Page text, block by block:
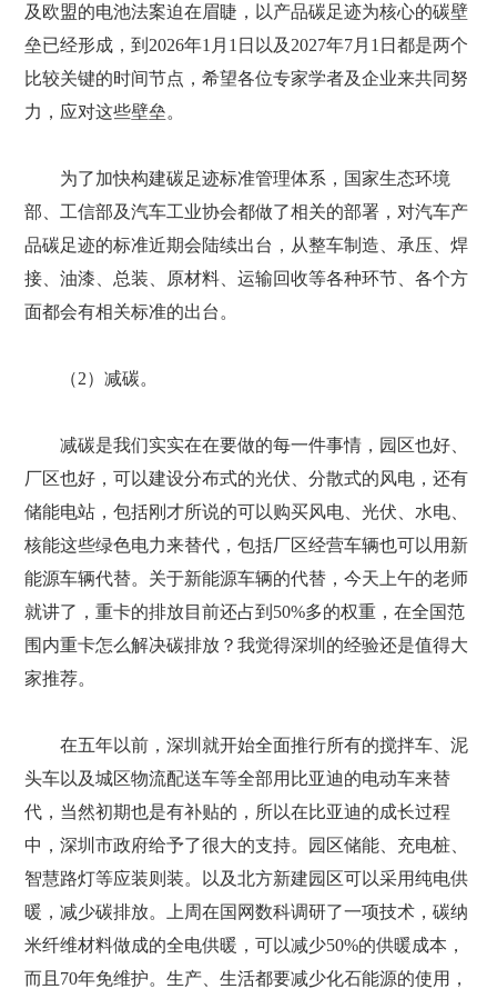
及欧盟的电池法案迫在眉睫，以产品碳足迹为核心的碳壁
垒已经形成，到2026年1月1日以及2027年7月1日都是两个
比较关键的时间节点，希望各位专家学者及企业来共同努
力，应对这些壁垒。
为了加快构建碳足迹标准管理体系，国家生态环境
部、工信部及汽车工业协会都做了相关的部署，对汽车产
品碳足迹的标准近期会陆续出台，从整车制造、承压、焊
接、油漆、总装、原材料、运输回收等各种环节、各个方
面都会有相关标准的出台。
（2）减碳。
减碳是我们实实在在要做的每一件事情，园区也好、
厂区也好，可以建设分布式的光伏、分散式的风电，还有
储能电站，包括刚才所说的可以购买风电、光伏、水电、
核能这些绿色电力来替代，包括厂区经营车辆也可以用新
能源车辆代替。关于新能源车辆的代替，今天上午的老师
就讲了，重卡的排放目前还占到50%多的权重，在全国范
围内重卡怎么解决碳排放？我觉得深圳的经验还是值得大
家推荐。
在五年以前，深圳就开始全面推行所有的搅拌车、泥
头车以及城区物流配送车等全部用比亚迪的电动车来替
代，当然初期也是有补贴的，所以在比亚迪的成长过程
中，深圳市政府给予了很大的支持。园区储能、充电桩、
智慧路灯等应装则装。以及北方新建园区可以采用纯电供
暖，减少碳排放。上周在国网数科调研了一项技术，碳纳
米纤维材料做成的全电供暖，可以减少50%的供暖成本，
而且70年免维护。生产、生活都要减少化石能源的使用，